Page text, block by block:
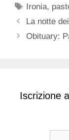
Tag
Ironia,
La notte
Obituary:
Iscrizione